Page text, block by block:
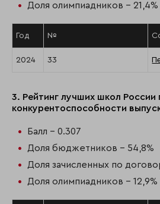
Доля олимпиадников - 21,4%
Год №
2024 33
3. Рейтинг лучших школ России
конкурентоспособности
Балл - 0.307
Доля бюджетников - 54,8%
Доля зачисленных по
Доля олимпиадников - 12,9%